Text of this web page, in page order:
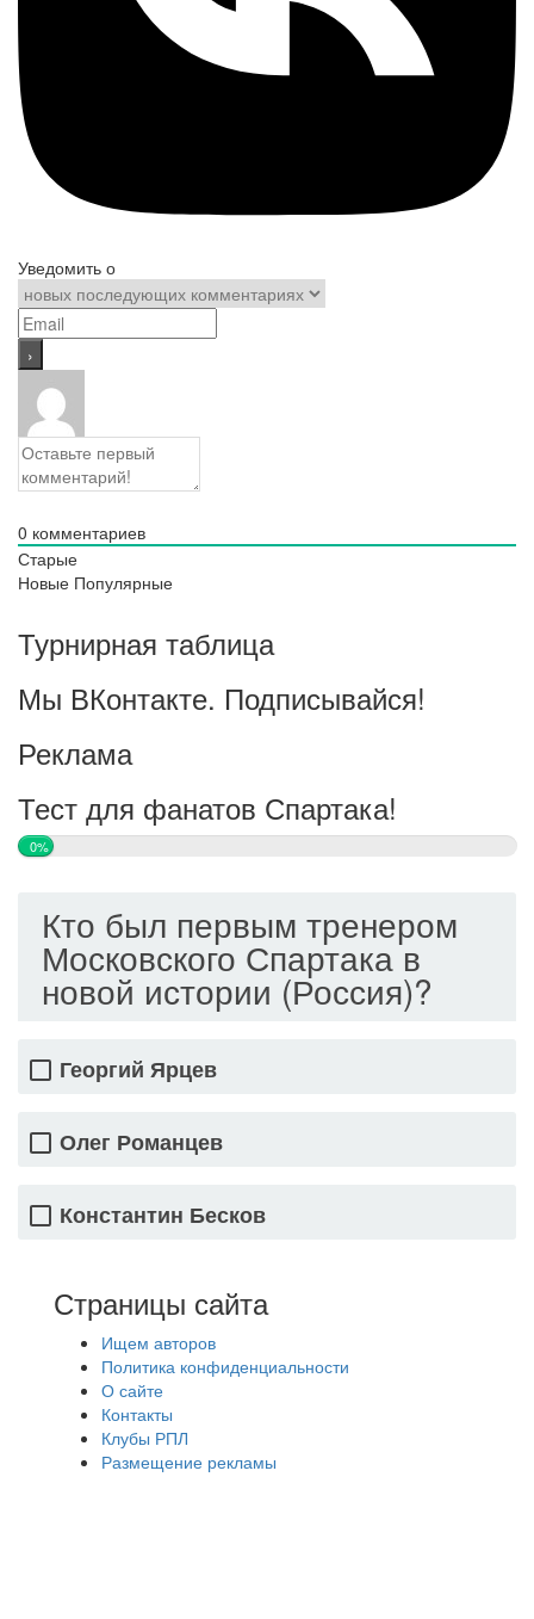
Уведомить о
0 комментариев
Старые
Новые Популярные
Турнирная таблица
Мы ВКонтакте. Подписывайся!
Реклама
Тест для фанатов Спартака!
0%
Кто был первым тренером
Московского Спартака в
новой истории (Россия)?
Георгий Ярцев
Олег Романцев
Константин Бесков
Страницы сайта
Ищем авторов
Политика конфиденциальности
О сайте
Контакты
Клубы РПЛ
Размещение рекламы